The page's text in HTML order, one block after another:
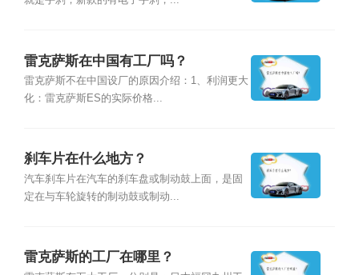
雷克萨斯在中国有工厂吗？
雷克萨斯不在中国设厂的原因介绍：1、利润更大
化：雷克萨斯ES的实际价格...
刹车片在什么地方？
汽车刹车片在汽车的刹车盘或制动鼓上面，是固
定在与车轮旋转的制动鼓或制动...
雷克萨斯的工厂在哪里？